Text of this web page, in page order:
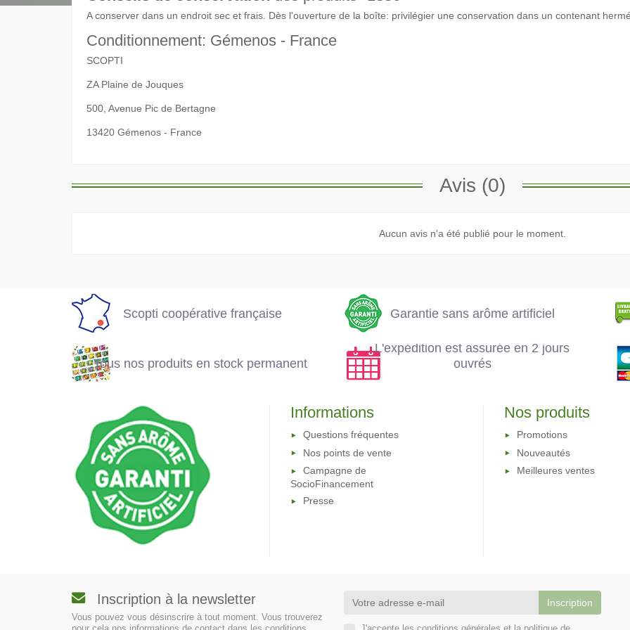
A conserver dans un endroit sec et frais. Dès l'ouverture de la boîte: privilégier une conservation dans un contenant
Conditionnement: Gémenos - France
SCOPTI
ZA Plaine de Jouques
500, Avenue Pic de Bertagne
13420 Gémenos - France
Avis (0)
Aucun avis n'a été publié pour le moment.
Scopti coopérative française
Garantie sans
Garantie sans arôme artificiel
permanent
Tous nos produits en stock permanent
L'expédition est
ouvrés
L'expédition est assurée en 2 jours
ouvrés
Informations
Questions fréquentes
Nos points de vente
Campagne de
SocioFinancement
Presse
Nos produits
Promotions
Nouveautés
Meilleures ventes
Inscription à la newsletter
Vous pouvez vous désinscrire à tout moment. Vous trouverez